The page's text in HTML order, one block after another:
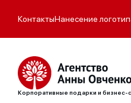
КонтактыНанесение
Корпоративные подарки и бизнес-